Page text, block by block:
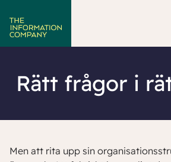
Rätt frågor i
Men att rita upp sin